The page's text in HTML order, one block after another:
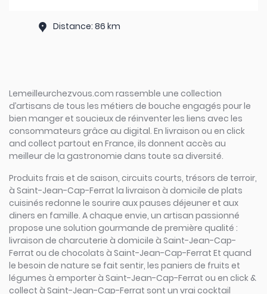
Distance: 86 km
Lemeilleurchezvous.com rassemble une collection
d’artisans de tous les métiers de bouche engagés pour le
bien manger et soucieux de réinventer les liens avec les
consommateurs grâce au digital. En livraison ou en click
and collect partout en France, ils donnent accès au
meilleur de la gastronomie dans toute sa diversité.
Produits frais et de saison, circuits courts, trésors de terroir,
à Saint-Jean-Cap-Ferrat la livraison à domicile de plats
cuisinés redonne le sourire aux pauses déjeuner et aux
diners en famille. A chaque envie, un artisan passionné
propose une solution gourmande de première qualité :
livraison de charcuterie à domicile à Saint-Jean-Cap-
Ferrat ou de chocolats à Saint-Jean-Cap-Ferrat Et quand
le besoin de nature se fait sentir, les paniers de fruits et
légumes à emporter à Saint-Jean-Cap-Ferrat ou en click &
collect à Saint-Jean-Cap-Ferrat sont un vrai cocktail